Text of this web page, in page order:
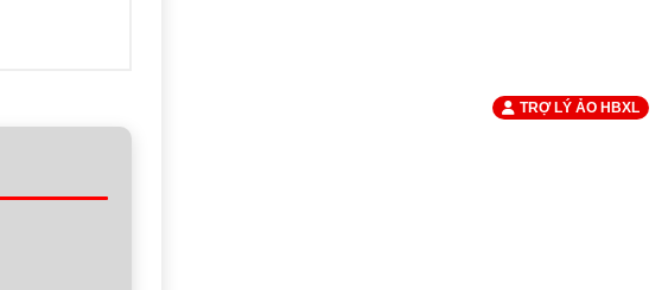
TRỢ LÝ ẢO HBXL